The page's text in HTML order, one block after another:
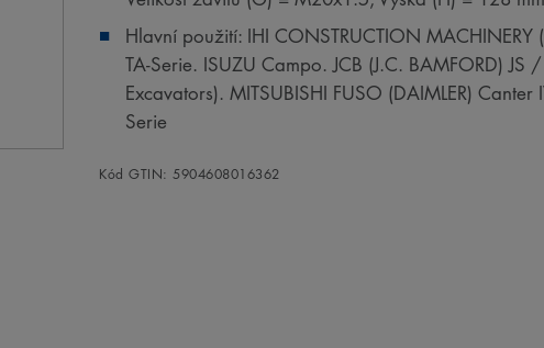
Hlavní použití: IHI CONSTRUCTION
TA-Serie. ISUZU Campo. JCB (J.C. BAMFORD)
Excavators). MITSUBISHI FUSO (DAIMLER)
Serie
Kód GTIN: 5904608016362